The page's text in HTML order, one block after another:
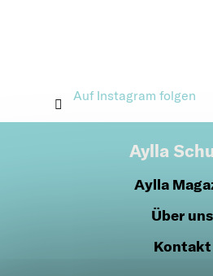
Auf Instagram folgen
Aylla
Aylla
Über uns
Kontakt